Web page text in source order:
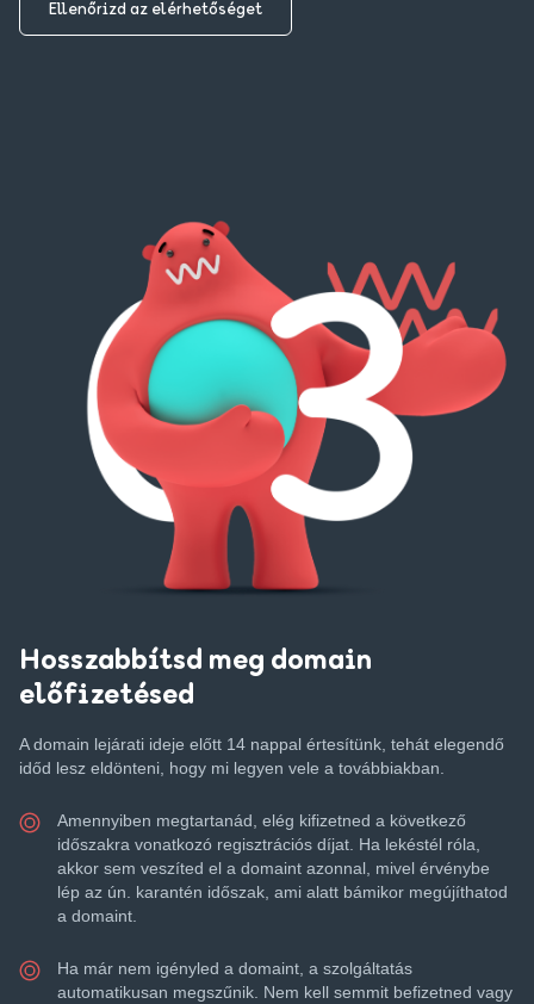
Ellenőrizd az elérhetőséget
Hosszabbítsd meg domain
előfizetésed
A domain lejárati ideje előtt 14 nappal értesítünk, tehát elegendő
időd lesz eldönteni, hogy mi legyen vele a továbbiakban.
Amennyiben megtartanád, elég kifizetned a következő
időszakra vonatkozó regisztrációs díjat. Ha lekéstél róla,
akkor sem veszíted el a domaint azonnal, mivel érvénybe
lép az ún. karantén időszak, ami alatt bámikor megújíthatod
a domaint.
Ha már nem igényled a domaint, a szolgáltatás
automatikusan megszűnik. Nem kell semmit befizetned vagy